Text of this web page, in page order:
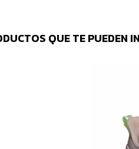
QUE TE PUEDEN